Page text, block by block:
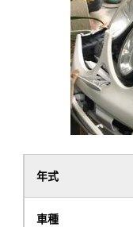
年式
車種